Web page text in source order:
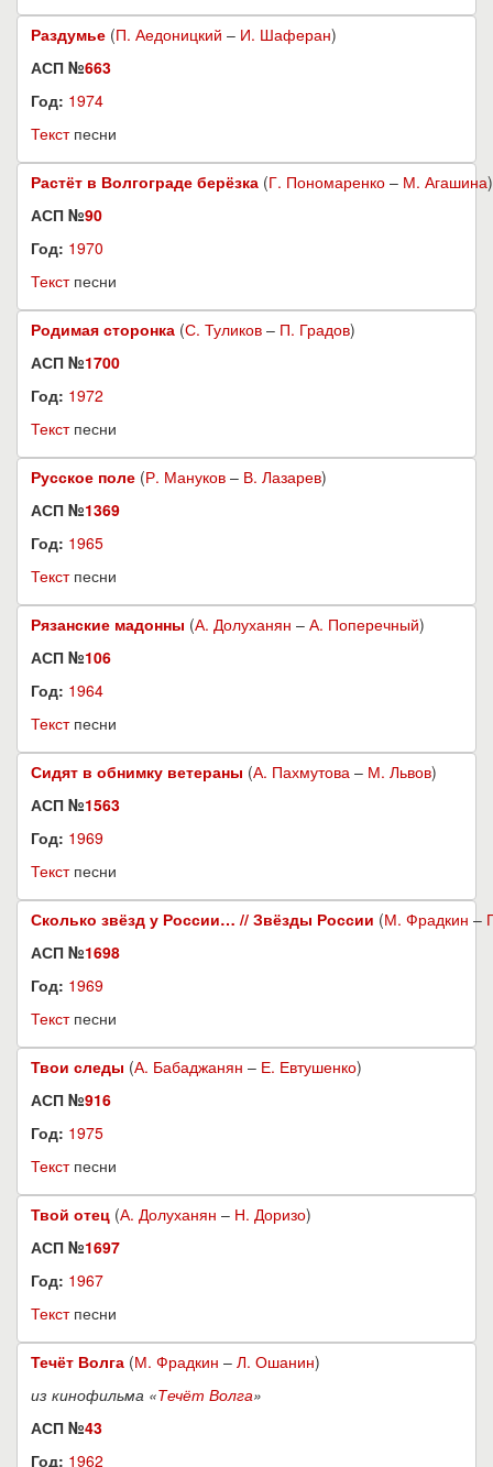
Раздумье (П. Аедоницкий – И. Шаферан)
АСП №663
Год: 1974
Текстпесни
Растёт в Волгограде берёзка (Г. Пономаренко – М. Агашина)
АСП №90
Год: 1970
Текстпесни
Родимая сторонка (С. Туликов – П. Градов)
АСП №1700
Год: 1972
Текстпесни
Русское поле (Р. Мануков – В. Лазарев)
АСП №1369
Год: 1965
Текстпесни
Рязанские мадонны (А. Долуханян – А. Поперечный)
АСП №106
Год: 1964
Текстпесни
Сидят в обнимку ветераны (А. Пахмутова – М. Львов)
АСП №1563
Год: 1969
Текстпесни
Сколько звёзд у России… // Звёзды России (М. Фрадкин –
АСП №1698
Год: 1969
Текстпесни
Твои следы (А. Бабаджанян – Е. Евтушенко)
АСП №916
Год: 1975
Текстпесни
Твой отец (А. Долуханян – Н. Доризо)
АСП №1697
Год: 1967
Текстпесни
Течёт Волга (М. Фрадкин – Л. Ошанин)
из кинофильма «Течёт Волга»
АСП №43
Год: 1962